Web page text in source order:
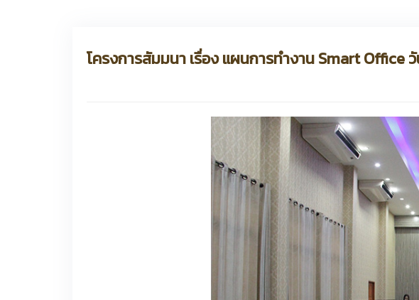
โครงการสัมมนา เรื่อง แผนการทำงาน Smart Office